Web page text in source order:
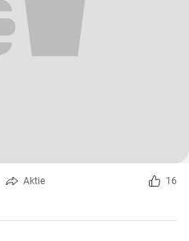
Aktie 16